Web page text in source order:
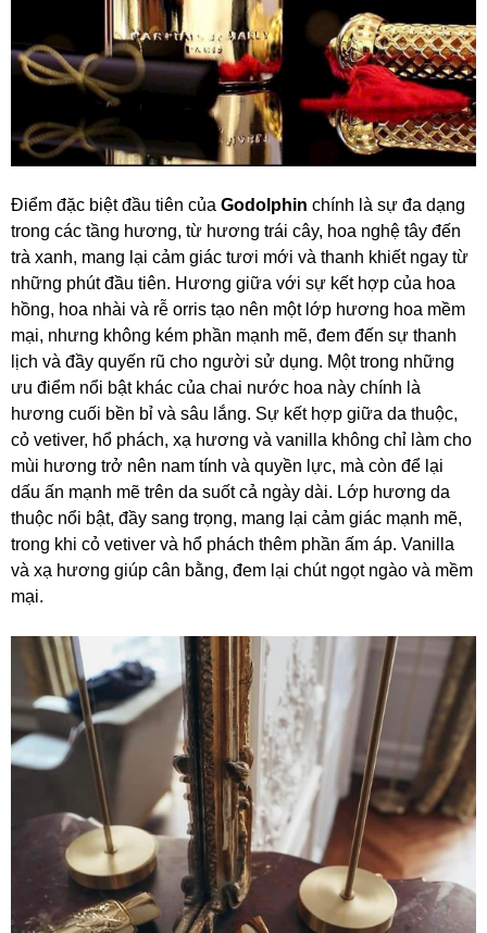
Điểm đặc biệt đầu tiên của Godolphin chính là sự đa dạng
trong các tầng hương, từ hương trái cây, hoa nghệ tây đến
trà xanh, mang lại cảm giác tươi mới và thanh khiết ngay từ
những phút đầu tiên. Hương giữa với sự kết hợp của hoa
hồng, hoa nhài và rễ orris tạo nên một lớp hương hoa mềm
mại, nhưng không kém phần mạnh mẽ, đem đến sự thanh
lịch và đầy quyến rũ cho người sử dụng. Một trong những
ưu điểm nổi bật khác của chai nước hoa này chính là
hương cuối bền bỉ và sâu lắng. Sự kết hợp giữa da thuộc,
cỏ vetiver, hổ phách, xạ hương và vanilla không chỉ làm cho
mùi hương trở nên nam tính và quyền lực, mà còn để lại
dấu ấn mạnh mẽ trên da suốt cả ngày dài. Lớp hương da
thuộc nổi bật, đầy sang trọng, mang lại cảm giác mạnh mẽ,
trong khi cỏ vetiver và hổ phách thêm phần ấm áp. Vanilla
và xạ hương giúp cân bằng, đem lại chút ngọt ngào và mềm
mại.